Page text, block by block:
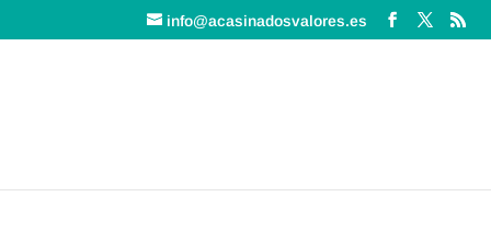
info@acasinadosvalores.es